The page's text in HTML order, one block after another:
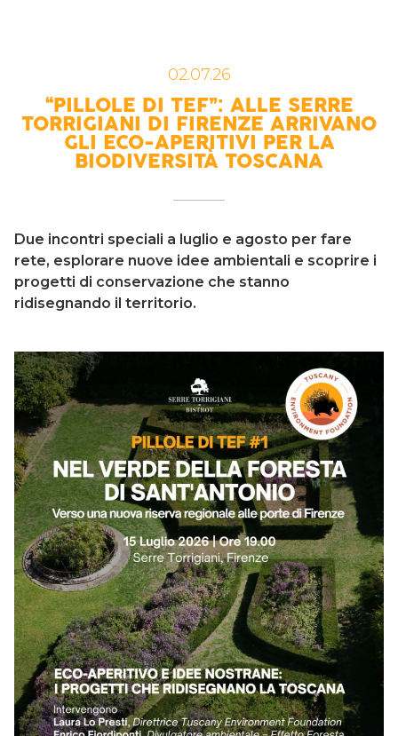
“PILLOLE DI TEF”: ALLE SERRE
TORRIGIANI DI FIRENZE ARRIVANO
GLI ECO-APERITIVI PER LA
BIODIVERSITÀ TOSCANA
02.07.26
Due incontri speciali a luglio e agosto per fare
rete, esplorare nuove idee ambientali e scoprire i
progetti di conservazione che stanno
ridisegnando il territorio.